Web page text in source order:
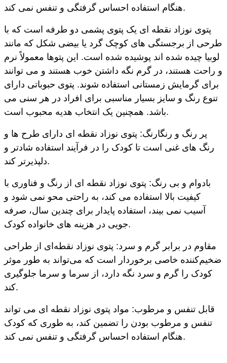
هنگام استفاده احساس گرفتگی و تنفس نمی کند.
پتوی نوزاد نقطه ای یک پتوی پشمی دو طرفه است که با
طرحی از برجستگی های کوچک گرد یا بیضی شکل که مانند
لوبیا چیده شده اند پوشیده شده است. این پتوها معمولاً نرم
و راحت هستند، در گرم نگه داشتن خوب هستند و می توانند
برای گرمایش زمستانی استفاده شوند. پتوی حبوباتی دارای
تنوع رنگ و سایز بسیار مناسبی برای افراد در هر سنی می
باشد. همچنین یک انتخاب هدیه محبوب است.
پر رنگ و رنگارنگ: پتوی نوزاد نقطه ای دارای طرح ها و
رنگ های غنی است تا کودک را در فرآیند استفاده شادتر و
دلپذیرتر کند.
بادوام و بی رنگ: پتوی نوزاد نقطه ای از رنگ و فناوری با
کیفیت بالا استفاده می کند، به راحتی محو نمی شود و
آسیب نمی بیند، استفاده پایدار برای چندین سال، صرفه
جویی در هزینه های خانواده کودک.
مقاوم در برابر گرم و سرد: پتوی نوزاد نقطه‌ای از طراحی
ضخیم‌کننده خاصی برخوردار است که می‌تواند به طور موثر
کودک را گرم و سرد نگه دارد، از سرما و سرما جلوگیری
کند.
قابل تنفس و مرطوب: مواد پتوی نوزاد نقطه ای می تواند
تنفس و مرطوب بودن را تضمین کند، به طوری که کودک
هنگام استفاده احساس گرفتگی و تنفس نمی کند.